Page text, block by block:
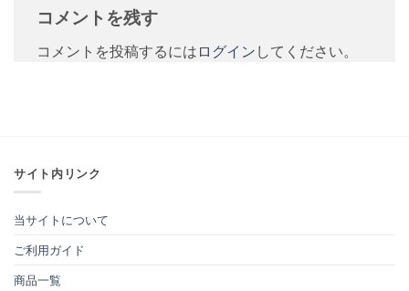
コメントを残す
コメントを投稿するには ログイン してください。
サイト内リンク
当サイトについて
ご利用ガイド
商品一覧